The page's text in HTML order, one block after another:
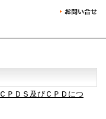
ＣＰＤＳ及びＣＰＤにつ